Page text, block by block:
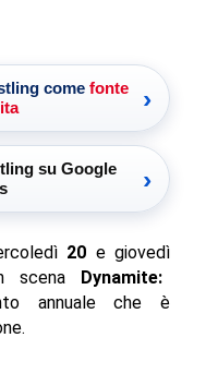
come fonte
›
su Google
›
20 e giovedì
scena
Dynamite:
annuale che è